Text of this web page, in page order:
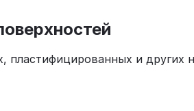
пластифицированных и других